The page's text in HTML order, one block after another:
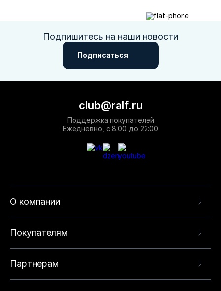
Подпишитесь на наши новости
Подписаться
О компании
Покупателям
Партнерам
club@ralf.ru
Поддержка покупателей
Ежедневно, с 8:00 до 22:00